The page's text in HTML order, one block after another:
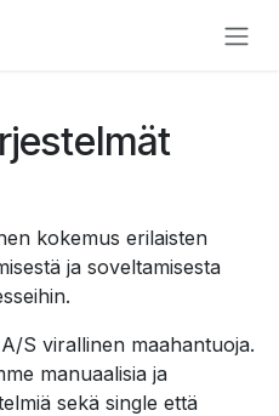
kokemus erilaisten
ja soveltamisesta
S virallinen maahantuoja.
manuaalisia ja
sekä single että